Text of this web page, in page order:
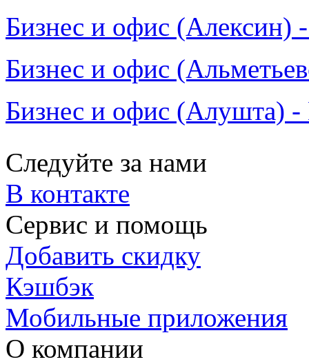
Бизнес и офис (Алексин)
Бизнес и офис
Бизнес и офис (Алушта) -
Следуйте за нами
В контакте
Сервис и помощь
Добавить скидку
Кэшбэк
Мобильные приложения
О компании